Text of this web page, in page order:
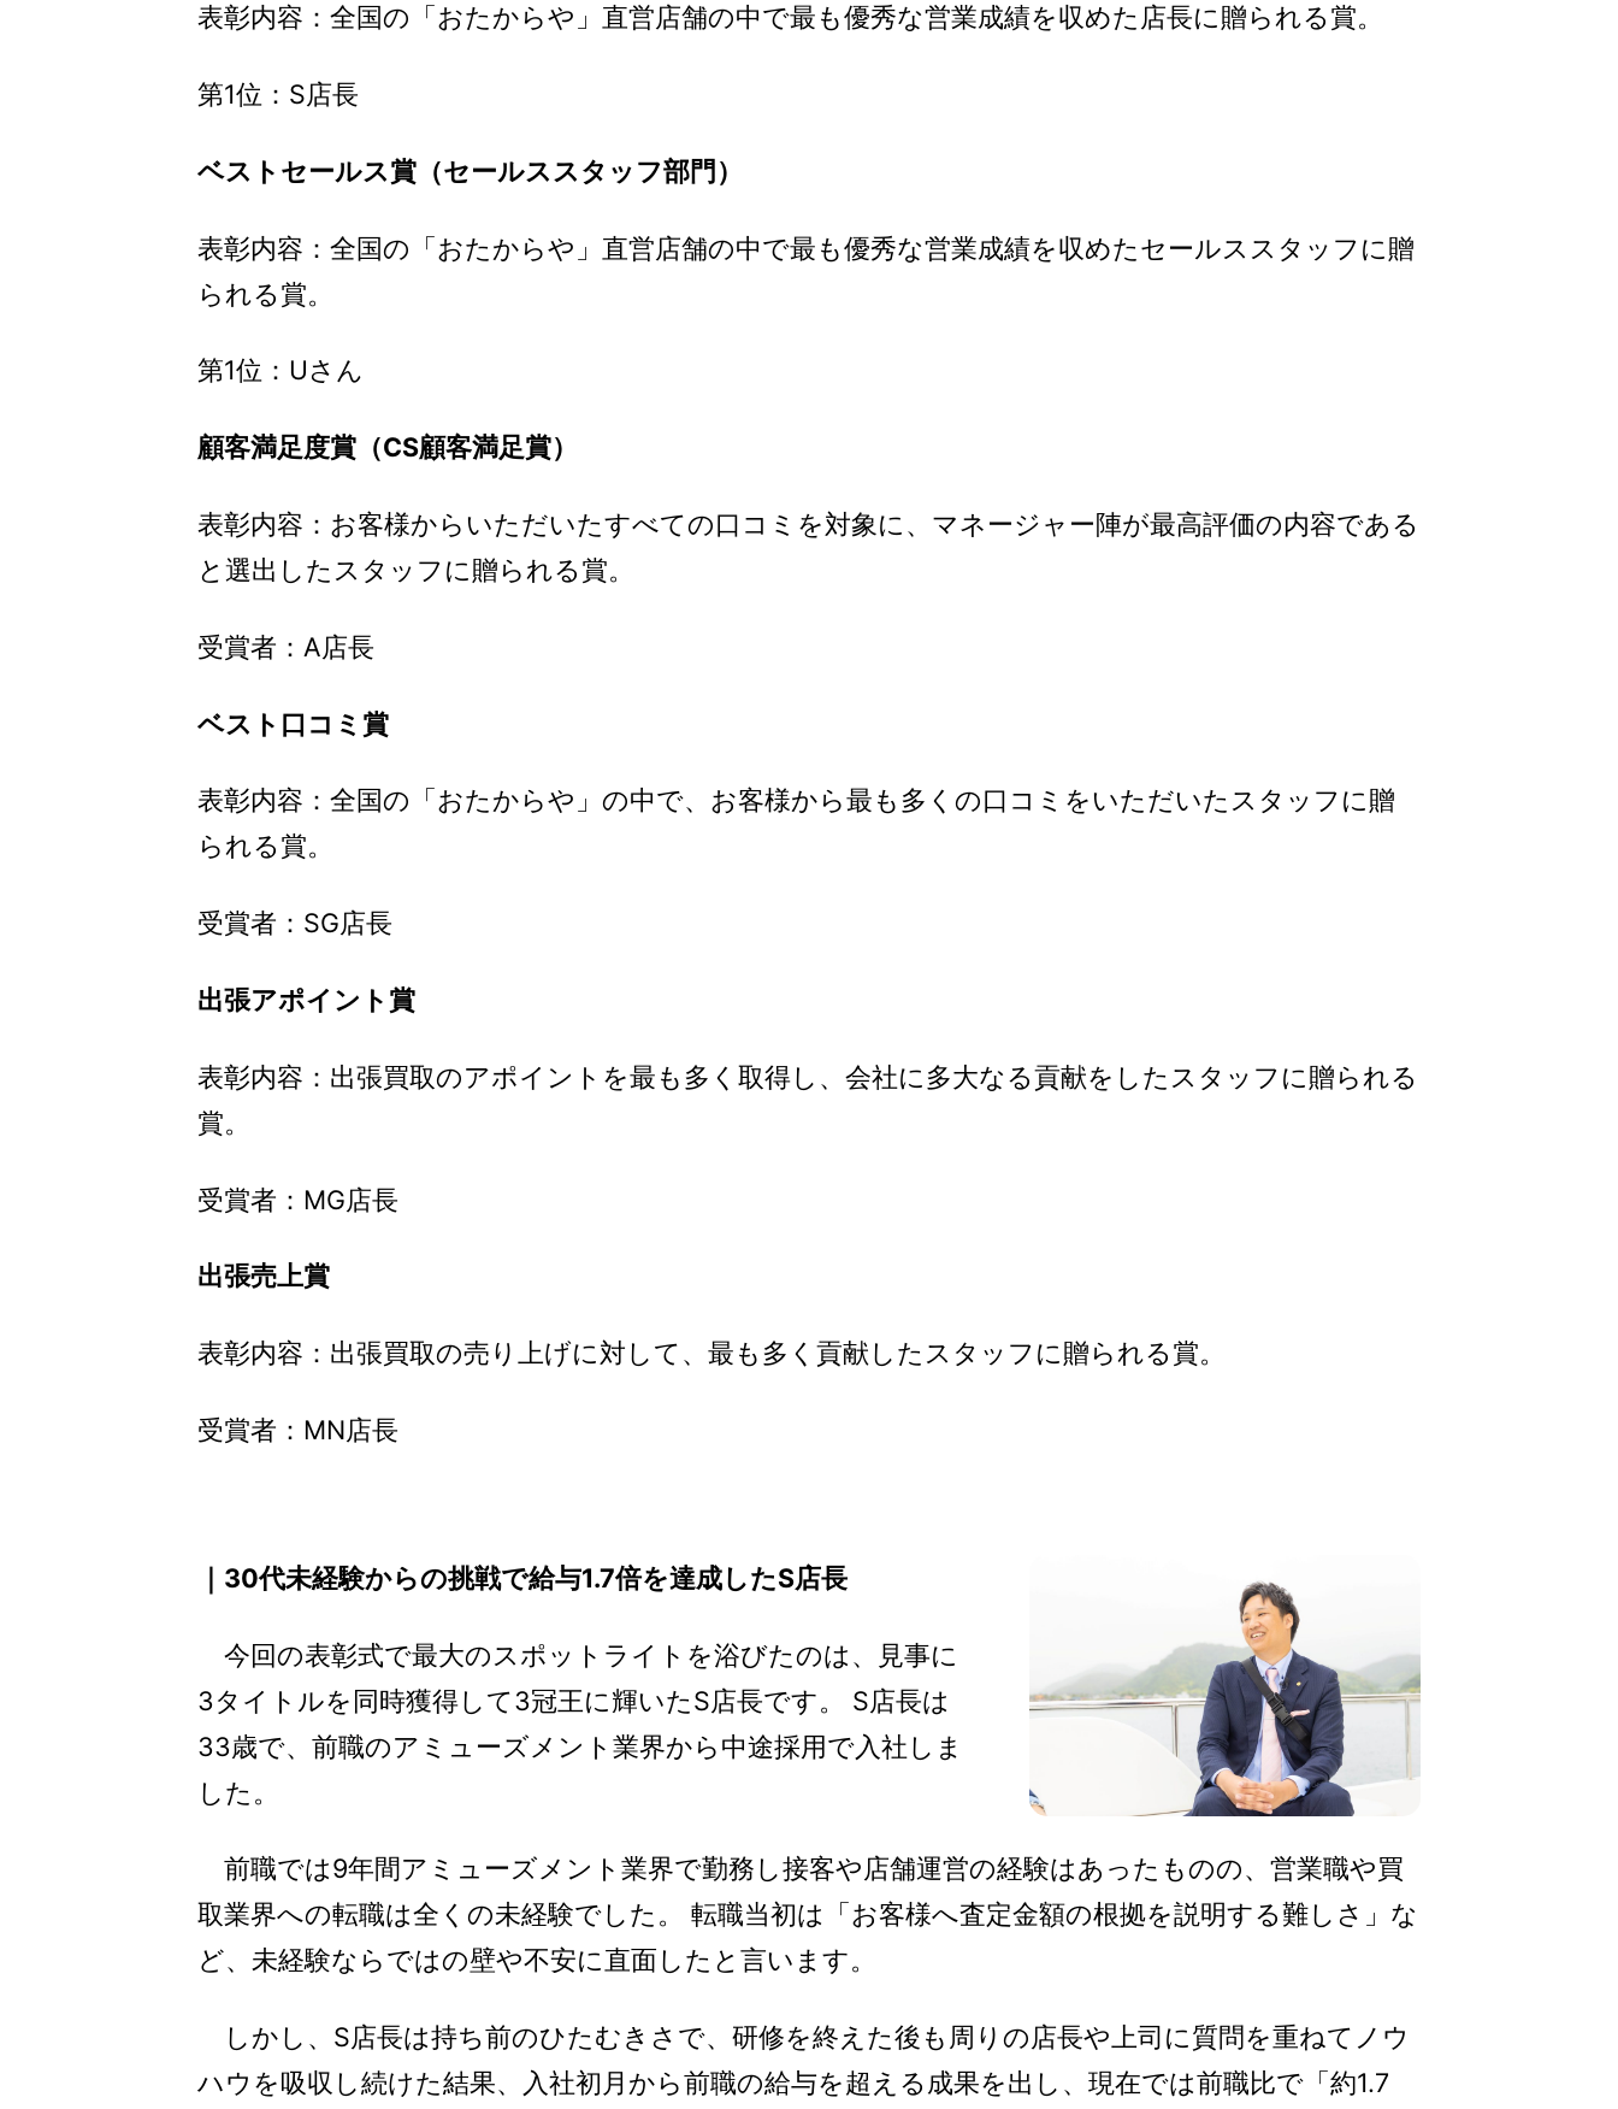
表彰内容：全国の「おたからや」直営店舗の中で最も優秀な営業成績を収めた店長に贈られる賞。
第1位：S店長
ベストセールス賞（セールススタッフ部門）
表彰内容：全国の「おたからや」直営店舗の中で最も優秀な営業成績を収めたセールススタッフに贈
られる賞。
第1位：Uさん
顧客満足度賞（CS顧客満足賞）
表彰内容：お客様からいただいたすべての口コミを対象に、マネージャー陣が最高評価の内容である
と選出したスタッフに贈られる賞。
受賞者：A店長
ベスト口コミ賞
表彰内容：全国の「おたからや」の中で、お客様から最も多くの口コミをいただいたスタッフに贈
られる賞。
受賞者：SG店長
出張アポイント賞
表彰内容：出張買取のアポイントを最も多く取得し、会社に多大なる貢献をしたスタッフに贈られる
賞。
受賞者：MG店長
出張売上賞
表彰内容：出張買取の売り上げに対して、最も多く貢献したスタッフに贈られる賞。
受賞者：MN店長
｜30代未経験からの挑戦で給与1.7倍を達成したS店長
今回の表彰式で最大のスポットライトを浴びたのは、見事に
3タイトルを同時獲得して3冠王に輝いたS店長です。 S店長は
33歳で、前職のアミューズメント業界から中途採用で入社しま
した。
前職では9年間アミューズメント業界で勤務し接客や店舗運営の経験はあったものの、営業職や買
取業界への転職は全くの未経験でした。 転職当初は「お客様へ査定金額の根拠を説明する難しさ」な
ど、未経験ならではの壁や不安に直面したと言います。
しかし、S店長は持ち前のひたむきさで、研修を終えた後も周りの店長や上司に質問を重ねてノウ
ハウを吸収し続けた結果、入社初月から前職の給与を超える成果を出し、現在では前職比で「約1.7